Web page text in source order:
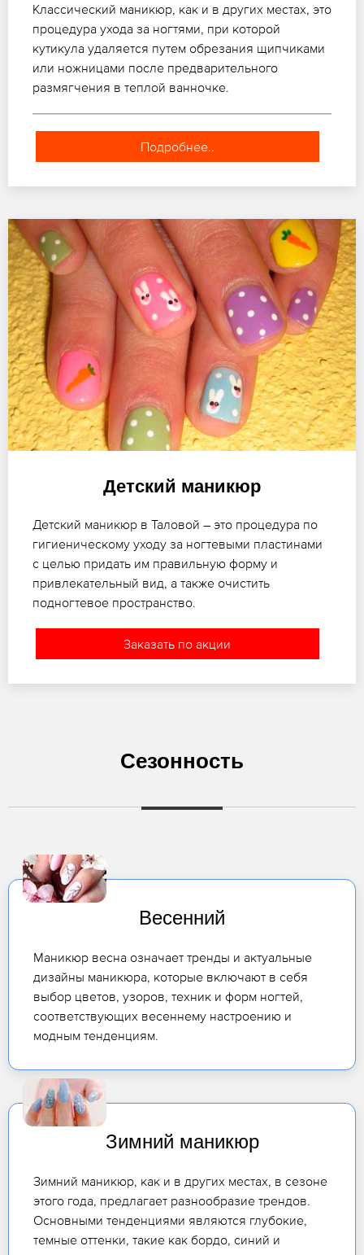
Классический маникюр, как и в других местах, это
процедура ухода за ногтями, при которой
кутикула удаляется путем обрезания щипчиками
или ножницами после предварительного
размягчения в теплой ванночке.
Подробнее..
Детский маникюр
Детский маникюр в Таловой – это процедура по
гигиеническому уходу за ногтевыми пластинами
с целью придать им правильную форму и
привлекательный вид, а также очистить
подногтевое пространство.
Заказать по акции
Сезонность
Весенний
Маникюр весна означает тренды и актуальные
дизайны маникюра, которые включают в себя
выбор цветов, узоров, техник и форм ногтей,
соответствующих весеннему настроению и
модным тенденциям.
Зимний маникюр
Зимний маникюр, как и в других местах, в сезоне
этого года, предлагает разнообразие трендов.
Основными тенденциями являются глубокие,
темные оттенки, такие как бордо, синий и